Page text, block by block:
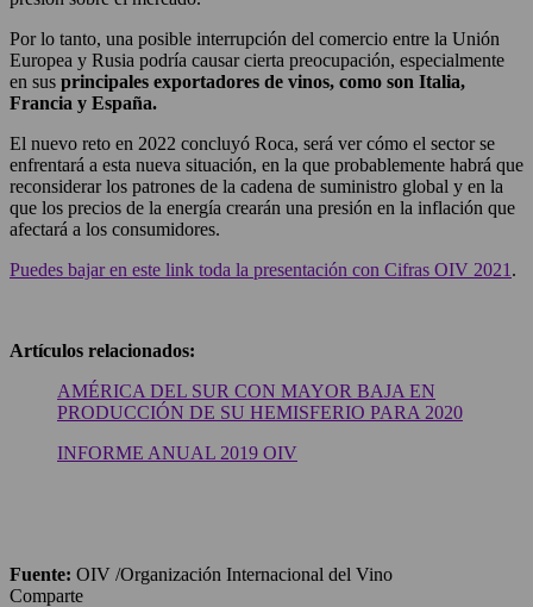
Por lo tanto, una posible interrupción del comercio entre la Unión
Europea y Rusia podría causar cierta preocupación, especialmente
en sus principales exportadores de vinos, como son Italia,
Francia y España.
El nuevo reto en 2022 concluyó Roca, será ver cómo el sector se
enfrentará a esta nueva situación, en la que probablemente habrá que
reconsiderar los patrones de la cadena de suministro global y en la
que los precios de la energía crearán una presión en la inflación que
afectará a los consumidores.
Puedes bajar en este link toda la presentación con Cifras OIV 2021 .
Artículos relacionados:
AMÉRICA DEL SUR CON MAYOR BAJA EN
PRODUCCIÓN DE SU HEMISFERIO PARA 2020
INFORME ANUAL 2019 OIV
Fuente: OIV /Organización Internacional del Vino
Comparte